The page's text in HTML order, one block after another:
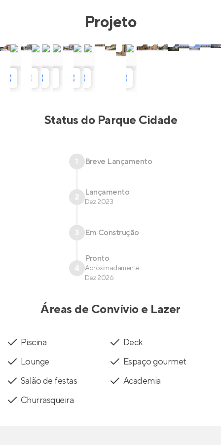
Projeto
Status do Parque Cidade
1 Breve Lançamento
2 Lançamento
Dez 2023
3 Em Construção
4
Pronto
Aproximadamente
Dez 2026
Áreas de Convívio e Lazer
Piscina
Deck
Lounge
Espaço gourmet
Salão de festas
Academia
Churrasqueira